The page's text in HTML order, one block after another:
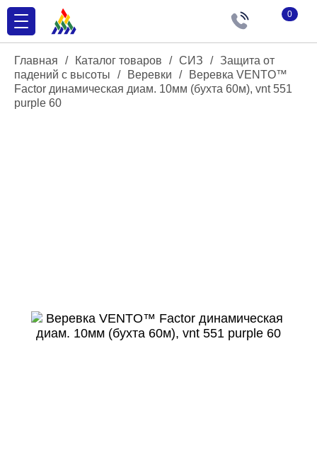
0
Главная / Каталог товаров / СИЗ / Защита от
падений с высоты
/ Веревки /
Веревка VENTO™
Factor динамическая диам. 10мм (бухта 60м), vnt 551
purple 60